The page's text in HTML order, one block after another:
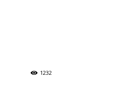
1232